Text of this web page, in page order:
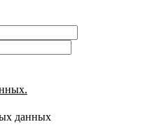
данных